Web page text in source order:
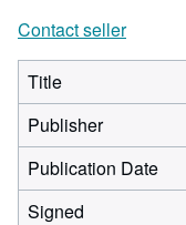
Contact seller
Title
Publisher
Publication Date
Signed